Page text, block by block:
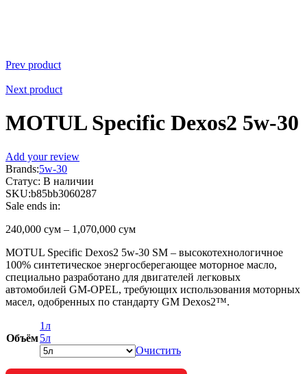
Prev product
Next product
MOTUL Specific Dexos2 5w-30
Add your review
Brands:5w-30
Статус: В наличии
SKU:b85bb3060287
Sale ends in:
240,000 сум – 1,070,000 сум
MOTUL Specific Dexos2 5w-30 SM – высокотехнологичное
100% синтетическое энергосберегающее моторное масло,
специально разработано для двигателей легковых
автомобилей GM-OPEL, требующих использования моторных
масел, одобренных по стандарту GM Dexos2™.
Объём
1л
5л
Очистить